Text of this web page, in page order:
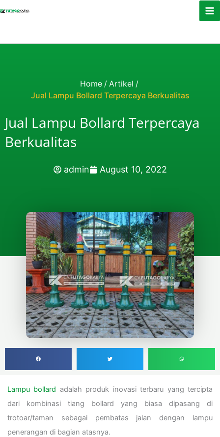
Home / Artikel /
Jual Lampu Bollard Terpercaya Berkualitas
Jual Lampu Bollard Terpercaya
Berkualitas
admin August 10, 2022
Lampu bollard adalah produk inovasi terbaru yang tercipta
dari kombinasi tiang bollard yang biasa dipasang di
trotoar/taman sebagai pembatas jalan dengan lampu
penerangan di bagian atasnya.